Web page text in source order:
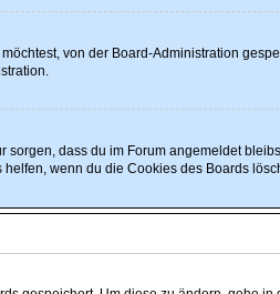
von der Board-Administration
dass du im Forum angemeldet
wenn du die Cookies des Boards